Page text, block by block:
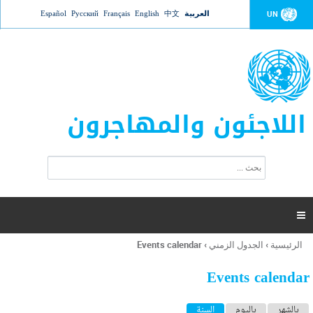
Jump to navigation UN العربية 中文
English
Français
Русский
Español
اللاجئون والمهاجرون
ت
ر
ل
ح
ب

أنت
هنا
الرئيسية › الجدول الزمني ›
Events calendar
Events calendar